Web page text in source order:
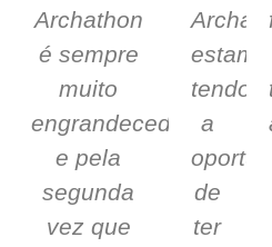
Archathon
é sempre
muito
engrandecedora,
e pela
segunda
vez que
estamos
tendo
a
de
ter